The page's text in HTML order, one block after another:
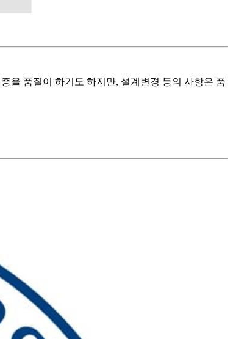
을 품질이 하기도 하지만, 설계변경 등의 사항은 품